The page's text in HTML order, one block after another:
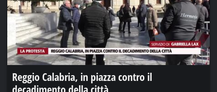
Reggio Calabria, in piazza contro il
decadimento della città